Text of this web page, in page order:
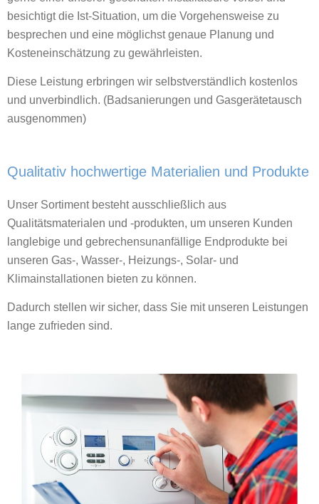
besichtigt die Ist-Situation, um die Vorgehensweise zu
besprechen und eine möglichst genaue Planung und
Kosteneinschätzung zu gewährleisten.
Diese Leistung erbringen wir selbstverständlich kostenlos
und unverbindlich. (Badsanierungen und Gasgerätetausch
ausgenommen)
Qualitativ hochwertige Materialien und Produkte
Unser Sortiment besteht ausschließlich aus
Qualitätsmaterialen und -produkten, um unseren Kunden
langlebige und gebrechensunanfällige Endprodukte bei
unseren Gas-, Wasser-, Heizungs-, Solar- und
Klimainstallationen bieten zu können.
Dadurch stellen wir sicher, dass Sie mit unseren Leistungen
lange zufrieden sind.